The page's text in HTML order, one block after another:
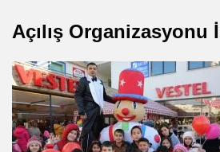
Açılış Organizasyonu